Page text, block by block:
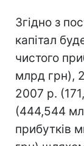
Згідно з
капітал
чистого
млрд грн),
2007 р.
(444,544
прибутків